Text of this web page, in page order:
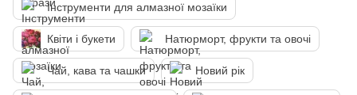
Інструменти для алмазної мозаїки
Квіти і букети Натюрморт, фрукти та овочі
Чай, кава та чашки Новий рік